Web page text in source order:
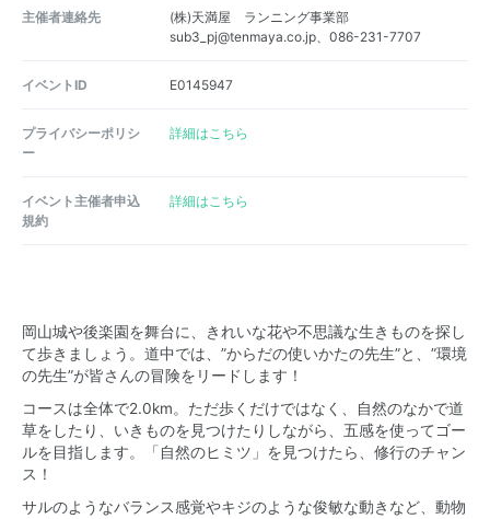
主催者連絡先
(株)天満屋 ランニング事業部
sub3_pj@tenmaya.co.jp、086-231-7707
イベントID E0145947
プライバシーポリシ
ー
詳細はこちら
イベント主催者申込
規約
詳細はこちら
岡山城や後楽園を舞台に、きれいな花や不思議な生きものを探し
て歩きましょう。道中では、”からだの使いかたの先生”と、”環境
の先生”が皆さんの冒険をリードします！
コースは全体で2.0km。ただ歩くだけではなく、自然のなかで道
草をしたり、いきものを見つけたりしながら、五感を使ってゴー
ルを目指します。「自然のヒミツ」を見つけたら、修行のチャン
ス！
サルのようなバランス感覚やキジのような俊敏な動きなど、動物